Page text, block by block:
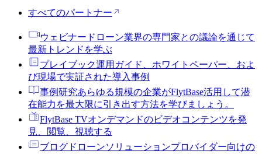
すべてのパートナー
ウェビナー ドローン業界の専門家との議論を通じて
最新トレンドを学ぶ
プレイブック運用ガイド、ホワイトペーパー、およ
び現場で実証された導入事例
事例研究あらゆる規模の企業がFlytBase活用して潜
在能力を最大限に引き出す方法を学びましょう。
FlytBase TVオンデマンドのビデオコンテンツを発
見、閲覧、視聴する
ブログ ドローンソリューションプロバイダー向けの